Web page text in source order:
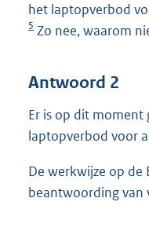
het laptopverbod
5 Zo nee, waarom
Antwoord 2
Er is op dit moment
laptopverbod voor
De werkwijze op de
beantwoording van